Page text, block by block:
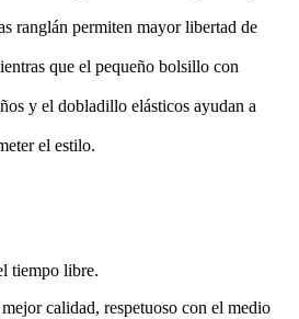
ranglán permiten mayor libertad de
que el pequeño bolsillo con
y el dobladillo elásticos ayudan a
el estilo.
tiempo libre.
calidad, respetuoso con el medio